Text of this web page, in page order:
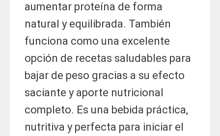
aumentar proteína de forma
natural y equilibrada. También
funciona como una excelente
opción de recetas saludables para
bajar de peso gracias a su efecto
saciante y aporte nutricional
completo. Es una bebida práctica,
nutritiva y perfecta para iniciar el